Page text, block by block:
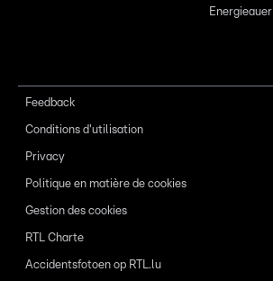
Energieauer
Feedback
Conditions d'utilisation
Privacy
Politique en matière de cookies
Gestion des cookies
RTL Charte
Accidentsfotoen op RTL.lu